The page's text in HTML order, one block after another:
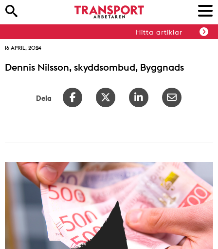
Hitta artiklar
16 APRIL, 2024
Dennis Nilsson, skyddsombud, Byggnads
Dela